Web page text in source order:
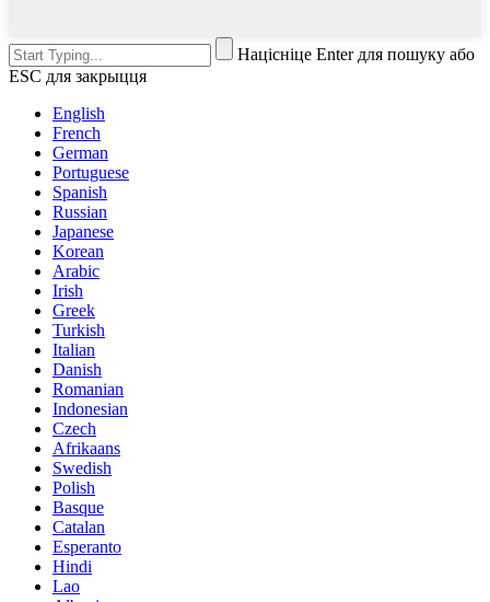
Націсніце Enter для пошуку або
ESC для закрыцця
English
French
German
Portuguese
Spanish
Russian
Japanese
Korean
Arabic
Irish
Greek
Turkish
Italian
Danish
Romanian
Indonesian
Czech
Afrikaans
Swedish
Polish
Basque
Catalan
Esperanto
Hindi
Lao